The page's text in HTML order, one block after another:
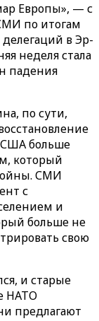
Европы», — с
по итогам
в Эр-
неделя стала
падения
по сути,
больше
который
СМИ
с
и
больше не
свою
и старые
НАТО
предлагают